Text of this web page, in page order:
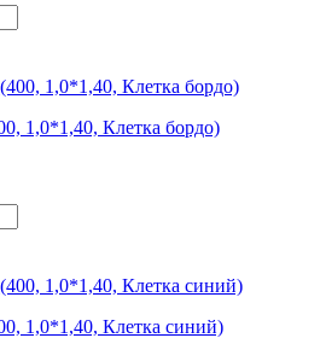
1,0*1,40, Клетка бордо)
1,0*1,40, Клетка синий)